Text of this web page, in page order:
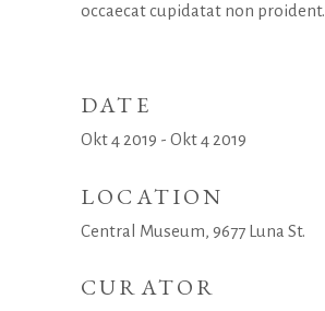
occaecat cupidatat non proident.
DATE
Okt 4 2019 - Okt 4 2019
LOCATION
Central Museum, 9677 Luna St.
CURATOR